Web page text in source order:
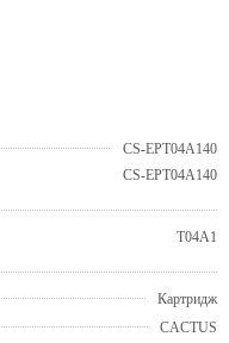
CS-EPT04A140
CS-EPT04A140
T04A1
Картридж
CACTUS